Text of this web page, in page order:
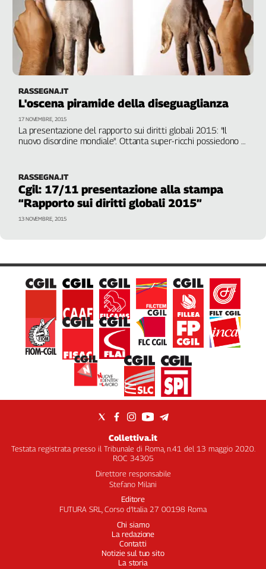
RASSEGNA.IT
L'oscena piramide della diseguaglianza
La presentazione del rapporto sui diritti globali 2015: "Il
nuovo disordine mondiale". Ottanta super-ricchi possiedono la
17 NOVEMBRE, 2015
RASSEGNA.IT
Cgil: 17/11 presentazione alla stampa
“Rapporto sui diritti globali 2015”
13 NOVEMBRE, 2015
Collettiva.it
Testata registrata presso il Tribunale di Roma, n.41 del 13 maggio 2020.
ROC 34305
Direttore responsabile
Stefano Milani
Editore
FUTURA SRL, Corso d’Italia 27 00198 Roma
Chi siamo
La redazione
Contatti
Notizie sul tuo sito
La storia